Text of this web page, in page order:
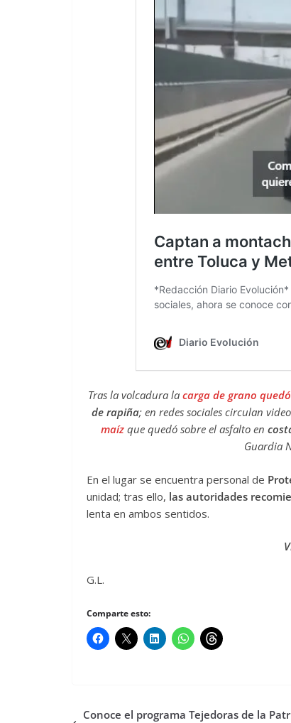
Tras la volcadura la carga de grano
de rapiña; en redes sociales circulan
maíz que quedó sobre el asfalto en
Guardia
En el lugar se encuentra personal de
unidad; tras ello, las autoridades
lenta en ambos sentidos.
G.L.
Comparte esto:
Conoce el programa Tejedoras de la